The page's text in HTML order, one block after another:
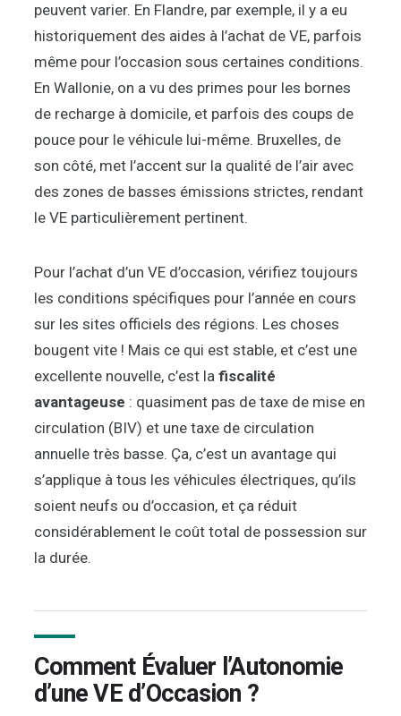
peuvent varier. En Flandre, par exemple, il y a eu
historiquement des aides à l’achat de VE, parfois
même pour l’occasion sous certaines conditions.
En Wallonie, on a vu des primes pour les bornes
de recharge à domicile, et parfois des coups de
pouce pour le véhicule lui-même. Bruxelles, de
son côté, met l’accent sur la qualité de l’air avec
des zones de basses émissions strictes, rendant
le VE particulièrement pertinent.
Pour l’achat d’un VE d’occasion, vérifiez toujours
les conditions spécifiques pour l’année en cours
sur les sites officiels des régions. Les choses
bougent vite ! Mais ce qui est stable, et c’est une
excellente nouvelle, c’est la fiscalité
avantageuse : quasiment pas de taxe de mise en
circulation (BIV) et une taxe de circulation
annuelle très basse. Ça, c’est un avantage qui
s’applique à tous les véhicules électriques, qu’ils
soient neufs ou d’occasion, et ça réduit
considérablement le coût total de possession sur
la durée.
Comment Évaluer l’Autonomie
d’une VE d’Occasion ?